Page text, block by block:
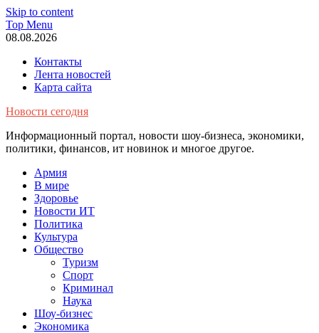
Skip to content
Top Menu
08.08.2026
Контакты
Лента новостей
Карта сайта
Новости сегодня
Информационный портал, новости шоу-бизнеса, экономики,
политики, финансов, ит новинок и многое другое.
Армия
В мире
Здоровье
Новости ИТ
Политика
Культура
Общество
Туризм
Спорт
Криминал
Наука
Шоу-бизнес
Экономика